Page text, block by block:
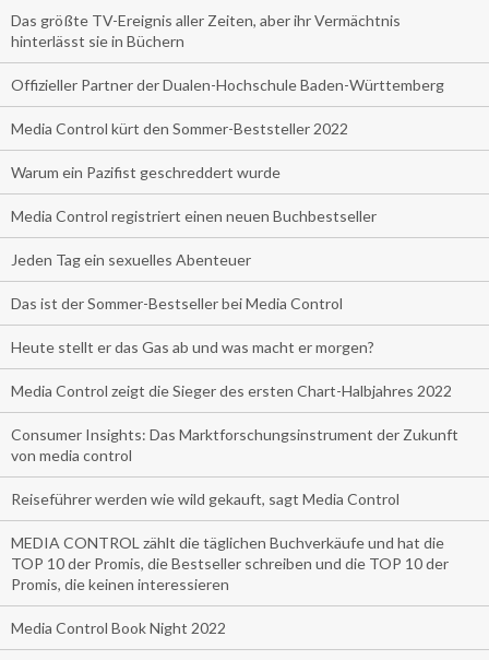
Das größte TV-Ereignis aller Zeiten, aber ihr Vermächtnis
hinterlässt sie in Büchern
Offizieller Partner der Dualen-Hochschule Baden-Württemberg
Media Control kürt den Sommer-Beststeller 2022
Warum ein Pazifist geschreddert wurde
Media Control registriert einen neuen Buchbestseller
Jeden Tag ein sexuelles Abenteuer
Das ist der Sommer-Bestseller bei Media Control
Heute stellt er das Gas ab und was macht er morgen?
Media Control zeigt die Sieger des ersten Chart-Halbjahres 2022
Consumer Insights: Das Marktforschungsinstrument der Zukunft
von media control
Reiseführer werden wie wild gekauft, sagt Media Control
MEDIA CONTROL zählt die täglichen Buchverkäufe und hat die
TOP 10 der Promis, die Bestseller schreiben und die TOP 10 der
Promis, die keinen interessieren
Media Control Book Night 2022